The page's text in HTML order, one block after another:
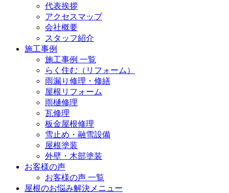
代表挨拶
アクセスマップ
会社概要
スタッフ紹介
施工事例
施工事例 一覧
らく住む（リフォーム）
雨漏り修理・修繕
屋根リフォーム
雨樋修理
瓦修理
板金屋根修理
雪止め・融雪設備
屋根塗装
外壁・木部塗装
お客様の声
お客様の声 一覧
屋根のお悩み解決メニュー